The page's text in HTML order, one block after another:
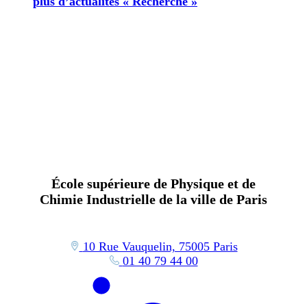
École supérieure de Physique et de
Chimie Industrielle de la ville de Paris
10 Rue Vauquelin, 75005 Paris
01 40 79 44 00